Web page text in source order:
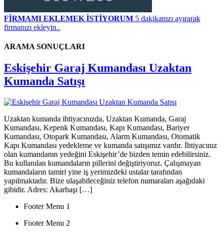
FİRMAMI EKLEMEK İSTİYORUM 5 dakikanızı ayırarak
firmanızı ekleyin..
ARAMA SONUÇLARI
Eskişehir Garaj Kumandası Uzaktan
Kumanda Satışı
Uzaktan kumanda ihtiyacınızda, Uzaktan Kumanda, Garaj
Kumandası, Kepenk Kumandası, Kapı Kumandası, Bariyer
Kumandası, Otopark Kumandası, Alarm Kumandası, Otomatik
Kapı Kumandası yedekleme ve kumanda satışımız vardır. İhtiyacınız
olan kumandanın yedeğini Eskişehir’de bizden temin edebilirsiniz.
Bu kullanılan kumandaların pillerini değiştiriyoruz. Çalışmayan
kumandaların tamiri yine iş yerimizdeki ustalar tarafından
yapılmaktadır. Bize ulaşabileceğiniz telefon numaraları aşağıdaki
gibidir. Adres: Akarbaşı […]
Footer Menu 1
Footer Menu 2